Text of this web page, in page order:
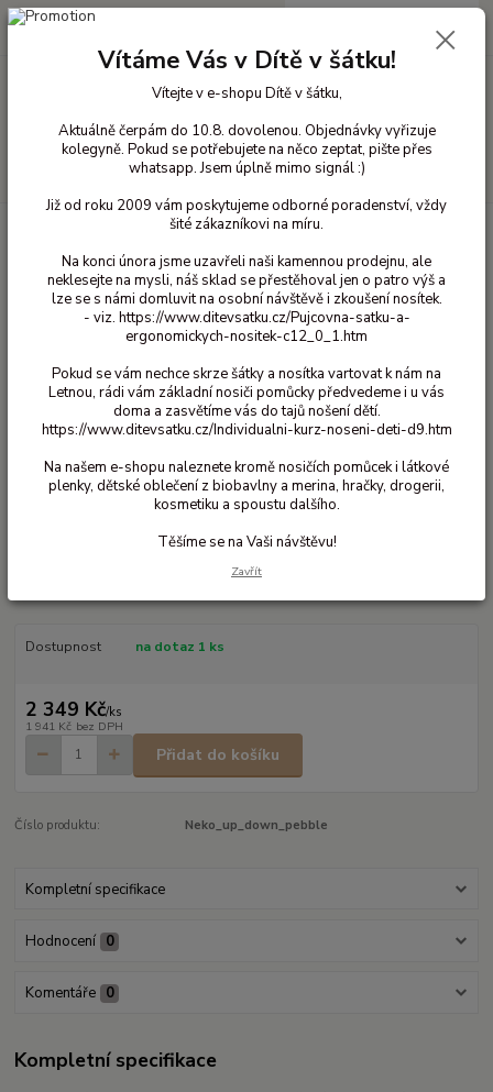
+420 603 818 836
0 Kč
Ergonomická nosítka Celopřezková nosítka
Neko Up and Down - Pebble
Ohodnotit produkt
Každodenní pomocní na rychlé nošení
Dostupnost na dotaz 1 ks
2 349 Kč/ks
1 941 Kč bez DPH
Přidat do košíku
Číslo produktu: Neko_up_down_pebble
Kompletní specifikace
Hodnocení 0
Komentáře 0
Kompletní specifikace
Vítáme Vás v Dítě v šátku!
Vítejte v e-shopu Dítě v šátku,
Aktuálně čerpám do 10.8. dovolenou. Objednávky vyřizuje
kolegyně. Pokud se potřebujete na něco zeptat, pište přes
whatsapp. Jsem úplně mimo signál :)
Již od roku 2009 vám poskytujeme odborné poradenství, vždy
šité zákazníkovi na míru.
Na konci února jsme uzavřeli naši kamennou prodejnu, ale
neklesejte na mysli, náš sklad se přestěhoval jen o patro výš a
lze se s námi domluvit na osobní návštěvě i zkoušení nosítek.
- viz. https://www.ditevsatku.cz/Pujcovna-satku-a-
ergonomickych-nositek-c12_0_1.htm
Pokud se vám nechce skrze šátky a nosítka vartovat k nám na
Letnou, rádi vám základní nosiči pomůcky předvedeme i u vás
doma a zasvětíme vás do tajů nošení dětí.
https://www.ditevsatku.cz/Individualni-kurz-noseni-deti-d9.htm
Na našem e-shopu naleznete kromě nosičích pomůcek i látkové
plenky, dětské oblečení z biobavlny a merina, hračky, drogerii,
kosmetiku a spoustu dalšího.
Těšíme se na Vaši návštěvu!
Zavřít